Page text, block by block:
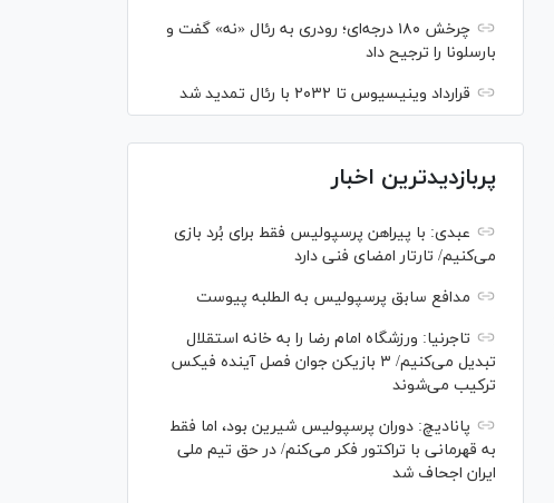
چرخش ۱۸۰ درجه‌ای؛ رودری به رئال «نه» گفت و
بارسلونا را ترجیح داد
قرارداد وینیسیوس تا ۲۰۳۲ با رئال‌ تمدید شد
پربازدیدترین اخبار
عبدی: با پیراهن پرسپولیس فقط برای بُرد بازی
می‌کنیم/ تارتار امضای فنی دارد
مدافع سابق پرسپولیس به الطلبه پیوست
تاجرنیا: ورزشگاه امام رضا را به خانه استقلال
تبدیل می‌کنیم/ ۳ بازیکن جوان فصل آینده فیکس
ترکیب می‌شوند
پانادیچ: دوران پرسپولیس شیرین بود، اما فقط
به قهرمانی با تراکتور فکر می‌کنم/ در حق تیم ملی
ایران اجحاف شد